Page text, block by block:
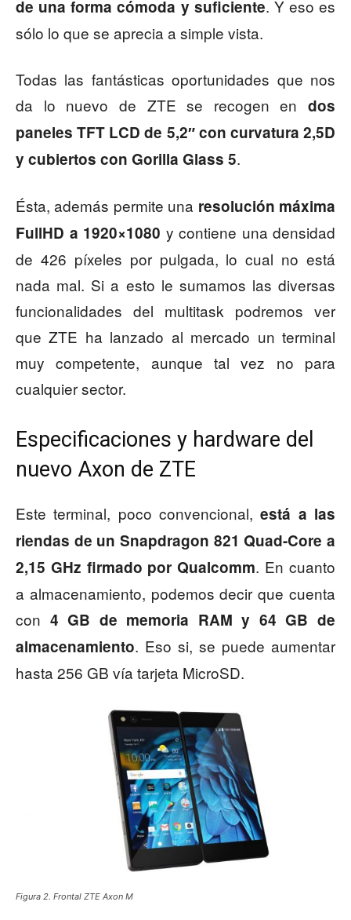
de una forma cómoda y suficiente. Y eso es
sólo lo que se aprecia a simple vista.
Todas las fantásticas oportunidades que nos
da lo nuevo de ZTE se recogen en dos
paneles TFT LCD de 5,2″ con curvatura 2,5D
y cubiertos con Gorilla Glass 5.
Ésta, además permite una resolución máxima
FullHD a 1920×1080 y contiene una densidad
de 426 píxeles por pulgada, lo cual no está
nada mal. Si a esto le sumamos las diversas
funcionalidades del multitask podremos ver
que ZTE ha lanzado al mercado un terminal
muy competente, aunque tal vez no para
cualquier sector.
Especificaciones y hardware del
nuevo Axon de ZTE
Este terminal, poco convencional,está a las
riendas de un Snapdragon 821 Quad-Core a
2,15 GHz firmado por Qualcomm. En cuanto
a almacenamiento, podemos decir que cuenta
con 4 GB de memoria RAM y 64 GB de
almacenamiento. Eso si, se puede aumentar
hasta 256 GB vía tarjeta MicroSD.
Figura 2. Frontal ZTE Axon M